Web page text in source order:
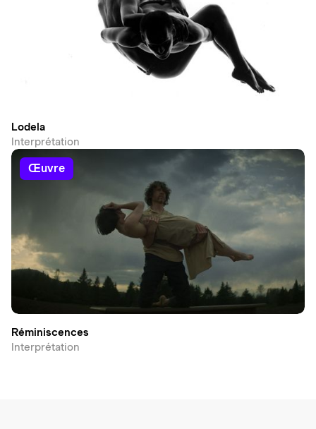
Lodela
Interprétation
œuvre
Réminiscences
Interprétation